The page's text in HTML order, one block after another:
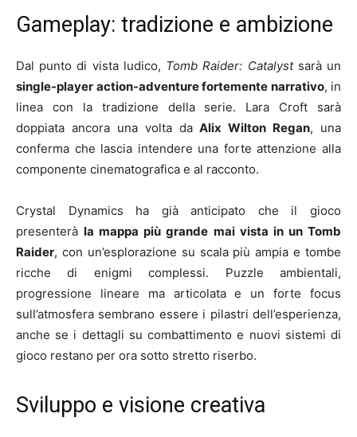
Gameplay: tradizione e ambizione
Dal punto di vista ludico, Tomb Raider: Catalystsarà un
single-player action-adventure fortemente narrativo, in
linea con la tradizione della serie. Lara Croft sarà
doppiata ancora una volta daAlix Wilton Regan, una
conferma che lascia intendere una forte attenzione alla
componente cinematografica e al racconto.
Crystal Dynamics ha già anticipato che il gioco
presenteràla mappa più grande mai vista in un Tomb
Raider, con un’esplorazione su scala più ampia e tombe
ricche di enigmi complessi. Puzzle ambientali,
progressione lineare ma articolata e un forte focus
sull’atmosfera sembrano essere i pilastri dell’esperienza,
anche se i dettagli su combattimento e nuovi sistemi di
gioco restano per ora sotto stretto riserbo.
Sviluppo e visione creativa